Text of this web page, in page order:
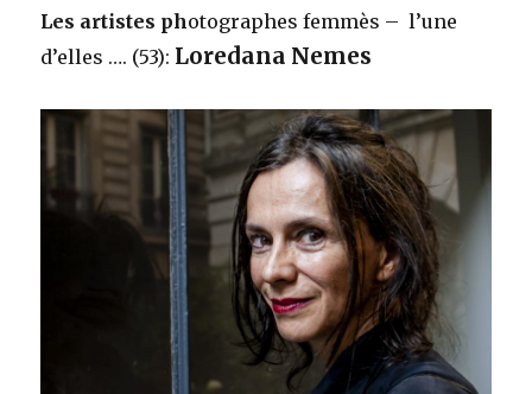
Les artistes photographes femmès – l’une
d’elles …. (53): Loredana Nemes